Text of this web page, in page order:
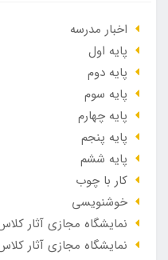
اخبار مدرسه
پایه اول
پایه دوم
پایه سوم
پایه چهارم
پایه پنجم
پایه ششم
کار با چوب
خوشنویسی
نمایشگاه مجازی آثار
نمایشگاه مجازی آثار